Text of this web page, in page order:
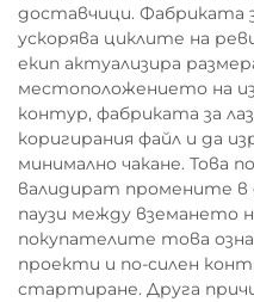
доставчици. Фабриката
ускорява циклите на
екип актуализира
местоположението на
контур, фабриката за
коригирания файл и да
минимално чакане. Това
валидират промените в
паузи между вземането
покупателите това
проекти и по-силен
стартиране. Друга